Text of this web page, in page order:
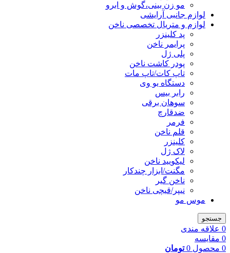
مو زن بینی،گوش و ابرو
لوازم جانبی آرایشی
لوازم و متریال تخصصی ناخن
پد کلینزر
پرایمر ناخن
پلی ژل
پودر کاشت ناخن
تاپ کات/تاپ مات
دستگاه یو وی
رابر بیس
سوهان برقی
ضدقارچ
فرمر
قلم ناخن
کلینزر
لاک ژل
لیکوييد ناخن
مگنت/ابزار چندکار
ناخن گیر
نیپر/قیچی ناخن
موس مو
جستجو
0 علاقه مندی
0 مقایسه
0 محصول 0 تومان